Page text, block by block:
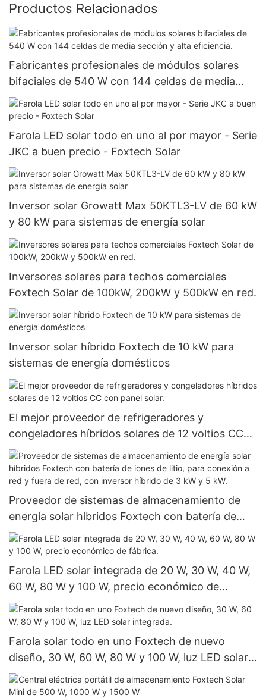
Productos Relacionados
Fabricantes profesionales de módulos solares
bifaciales de 540 W con 144 celdas de media
sección y alta eficiencia.
Farola LED solar todo en uno al por mayor - Serie
JKC a buen precio - Foxtech Solar
Inversor solar Growatt Max 50KTL3-LV de 60 kW
y 80 kW para sistemas de energía solar
Inversores solares para techos comerciales
Foxtech Solar de 100kW, 200kW y 500kW en red.
Inversor solar híbrido Foxtech de 10 kW para
sistemas de energía domésticos
El mejor proveedor de refrigeradores y
congeladores híbridos solares de 12 voltios CC
con panel solar.
Proveedor de sistemas de almacenamiento de
energía solar híbridos Foxtech con batería de
iones de litio, para conexión a red y fuera de red,
con inversor híbrido de 3 kW y 5 kW.
Farola LED solar integrada de 20 W, 30 W, 40 W,
60 W, 80 W y 100 W, precio económico de
fábrica.
Farola solar todo en uno Foxtech de nuevo
diseño, 30 W, 60 W, 80 W y 100 W, luz LED solar
integrada.